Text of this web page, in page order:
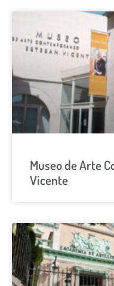
Museo de Arte
Vicente